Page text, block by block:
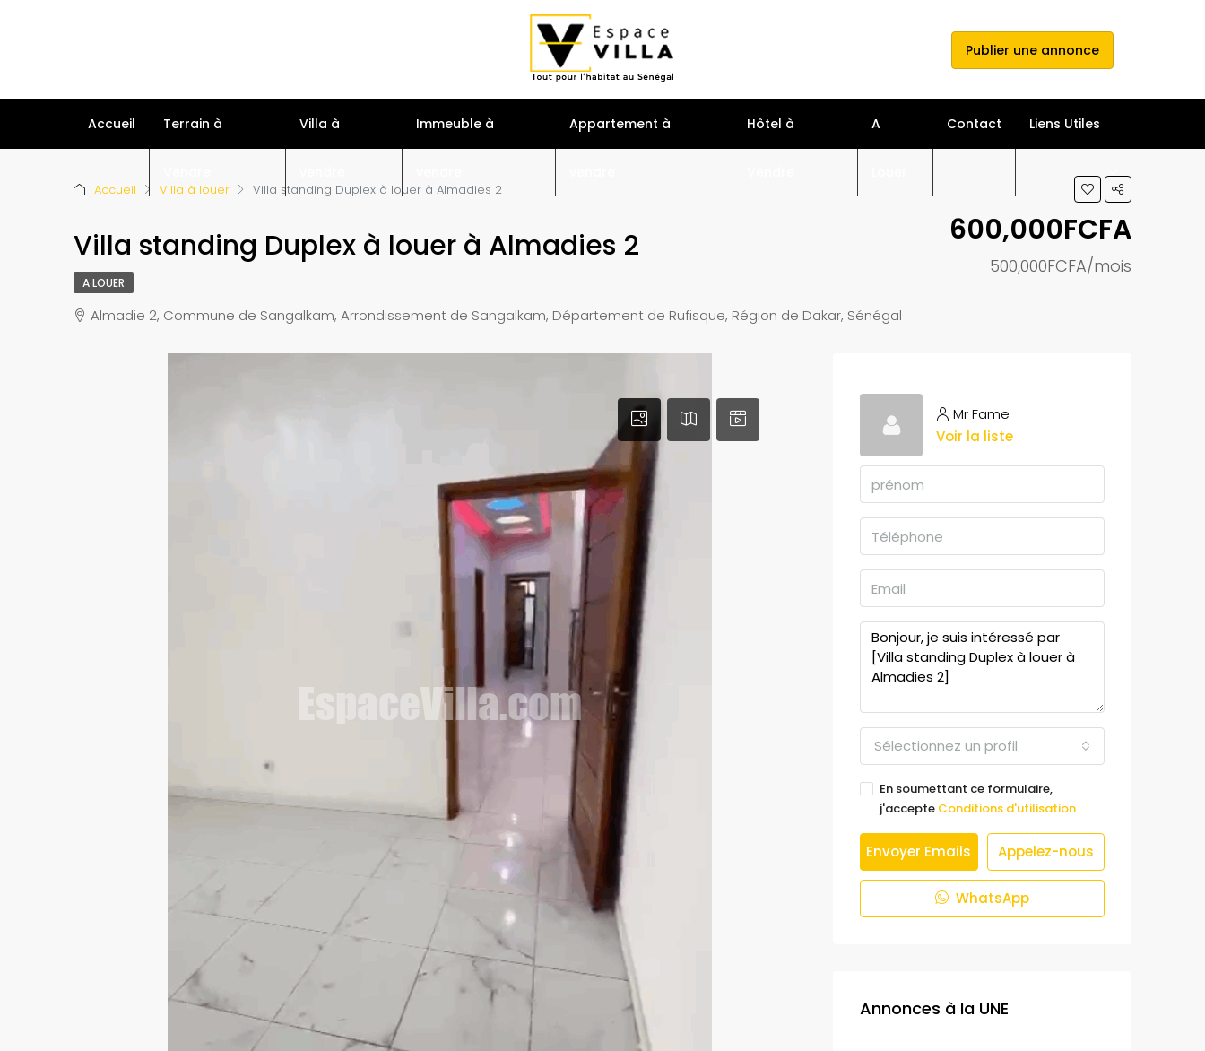
Publier une annonce
Accueil Terrain à Villa à Immeuble à Appartement à Hôtel à A Contact Liens Utiles
Accueil Villa à louer Villa standing Duplex à louer à Almadies 2
Villa standing Duplex à louer à Almadies 2 600,000FCFA
500,000FCFA/mois
A LOUER
Almadie 2, Commune de Sangalkam, Arrondissement de Sangalkam, Département de Rufisque, Région de Dakar, Sénégal
Mr Fame
Voir la liste
Sélectionnez un profil
En soumettant ce formulaire,
j'accepte Conditions d'utilisation
Envoyer Emails Appelez-nous
WhatsApp
Annonces à la UNE